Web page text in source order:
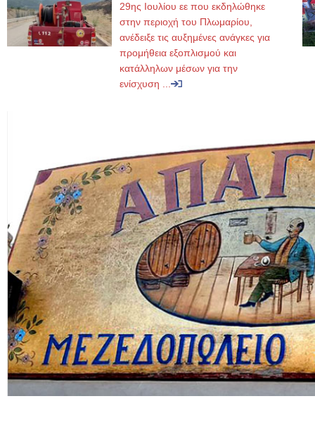
29ης Ιουλίου εε που εκδηλώθηκε
στην περιοχή του Πλωμαρίου,
ανέδειξε τις αυξημένες ανάγκες για
προμήθεια εξοπλισμού και
κατάλληλων μέσων για την
ενίσχυση ...